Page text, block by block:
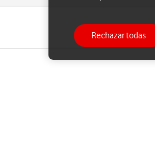
Rechazar todas